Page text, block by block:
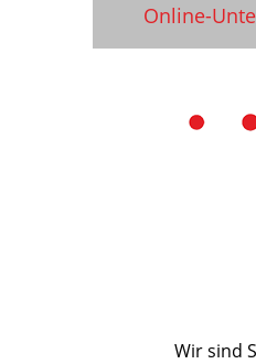
Online-
Wir sind